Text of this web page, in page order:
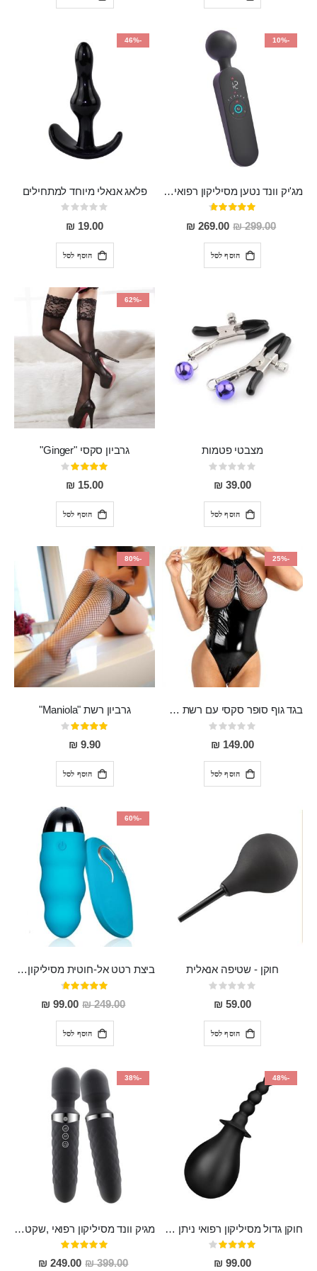
-10%
מג'יק וונד נטען מסיליקון רפואי חזק בעל 12 מצבי רטט ו6 מהירויות שונות ROMI
דירוג:
93%
299.00 ₪
מחיר
מבצע
269.00 ₪
הוסף לסל
-46%
פלאג אנאלי מיוחד למתחילים
Rating:
0%
19.00 ₪
הוסף לסל
מצבטי פטמות
Rating:
0%
39.00 ₪
הוסף לסל
-62%
גרביון סקסי "Ginger"
דירוג:
80%
15.00 ₪
הוסף לסל
-25%
בגד גוף סופר סקסי עם רשת שקופה בחזה ושרשרות מלמעלה וריצרץ מלמטה Pan במפשעה
Rating:
0%
149.00 ₪
הוסף לסל
-80%
גרביון רשת "Maniola"
דירוג:
80%
9.90 ₪
הוסף לסל
חוקן - שטיפה אנאלית
Rating:
0%
59.00 ₪
הוסף לסל
-60%
ביצת רטט אל-חוטית מסיליקון רפואי בגודל של 8 ס"מ ורוחב 3 ס"מ בעלת 20 מהירויות שונות "ENKI"
דירוג:
93%
249.00 ₪
מחיר
מבצע
99.00 ₪
הוסף לסל
-48%
חוקן גדול מסיליקון רפואי ניתן לשימוש גם כפלאג וגם כחרוזים אנאלים
דירוג:
80%
99.00 ₪
-38%
מגיק וונד מסיליקון רפואי ,שקט במיוחד, נטען בעל 10 מהירויות שונות "Erna"
דירוג:
100%
399.00 ₪
מחיר
249.00 ₪